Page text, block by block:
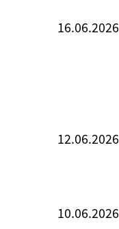
16.06.2026
12.06.2026
10.06.2026